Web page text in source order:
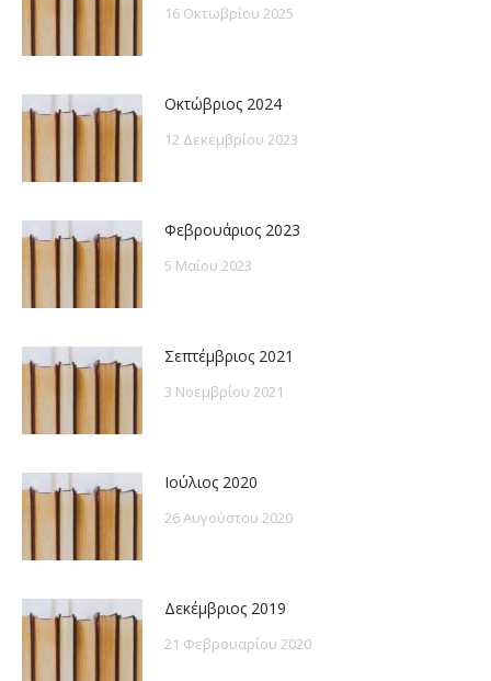
16 Οκτωβρίου 2025
Οκτώβριος 2024
12 Δεκεμβρίου 2023
Φεβρουάριος 2023
5 Μαΐου 2023
Σεπτέμβριος 2021
3 Νοεμβρίου 2021
Ιούλιος 2020
26 Αυγούστου 2020
Δεκέμβριος 2019
21 Φεβρουαρίου 2020